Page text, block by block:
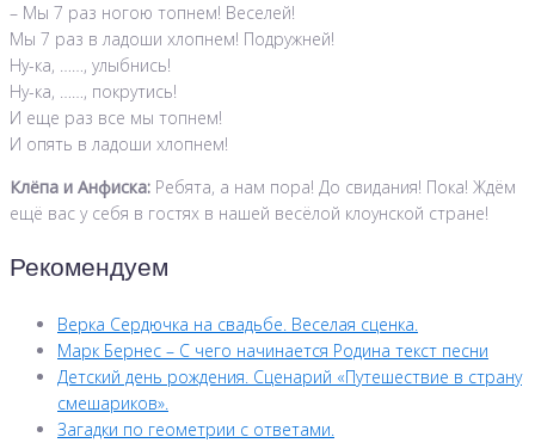
– Мы 7 раз ногою топнем! Веселей!
Мы 7 раз в ладоши хлопнем! Подружней!
Ну-ка, ……, улыбнись!
Ну-ка, ……, покрутись!
И еще раз все мы топнем!
И опять в ладоши хлопнем!
Клёпа и Анфиска: Ребята, а нам пора! До свидания! Пока! Ждём
ещё вас у себя в гостях в нашей весёлой клоунской стране!
Рекомендуем
Верка Сердючка на свадьбе. Веселая сценка.
Марк Бернес – С чего начинается Родина текст песни
Детский день рождения. Сценарий «Путешествие в страну
смешариков».
Загадки по геометрии с ответами.